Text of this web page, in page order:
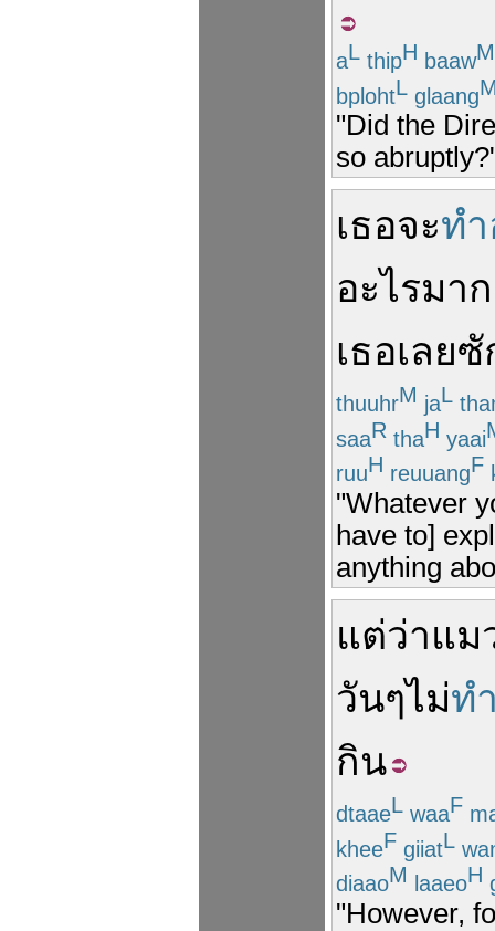
aL thipH baawM
bplohtL glaang
"Did the
so
เธอจะทำ
อะไรมา
เธอเลยซั
thuuhrM jaL
saaR thaH yaai
ruuH reuuangF
"Whatever
have to]
anything
แต่ว่าแม
วันๆไม่ท
กิน
dtaaeL waaF
kheeF giiatL
diaaoM laaeoH
"However,